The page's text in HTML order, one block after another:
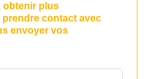
obtenir plus
prendre contact avec
envoyer vos